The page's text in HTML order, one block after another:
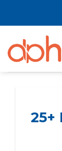
dung
25+